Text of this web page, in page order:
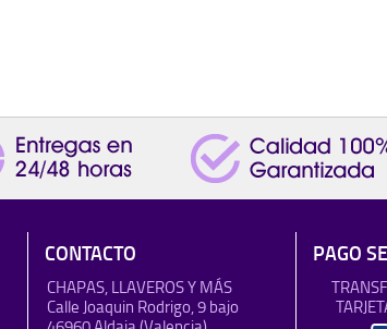
CONTACTO
CHAPAS, LLAVEROS Y MÁS
Calle Joaquin Rodrigo, 9 bajo
PAGO